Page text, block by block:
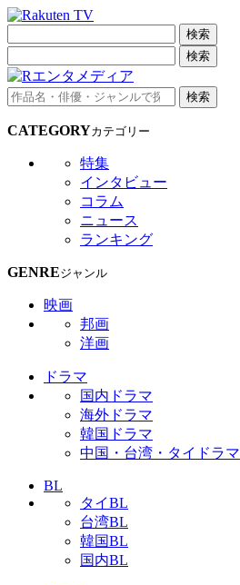
検索
検索
検索
CATEGORYカテゴリー
特集
インタビュー
コラム
ニュース
ランキング
GENREジャンル
映画
邦画
洋画
ドラマ
国内ドラマ
海外ドラマ
韓国ドラマ
中国・台湾・タイドラマ
BL
タイBL
台湾BL
韓国BL
国内BL